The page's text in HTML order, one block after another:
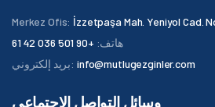
Merkez Ofis: İzzetpaşa Mah. Yeniyol Cad.
هاتف: +90 501 036 42 61
بريد إلكتروني: info@mutlugezginler.com
وسائل التواصل الاجتماعي